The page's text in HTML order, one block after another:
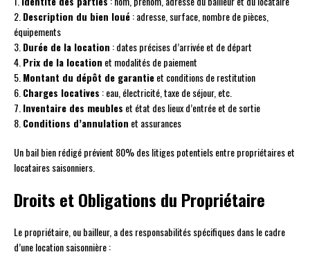
2.Description du bien loué: adresse, surface, nombre de pièces,
équipements
3.Durée de la location : dates précises d’arrivée et de départ
4.Prix de la location et modalités de paiement
5.Montant du dépôt de garantieet conditions de restitution
6.Charges locatives : eau, électricité, taxe de séjour, etc.
7.Inventaire des meubles et état des lieux d’entrée et de sortie
8.Conditions d’annulation et assurances
Un bail bien rédigé prévient 80% des litiges potentiels entre propriétaires et
locataires saisonniers.
Droits et Obligations du Propriétaire
Le propriétaire, ou bailleur, a des responsabilités spécifiques dans le cadre
d’une location saisonnière :